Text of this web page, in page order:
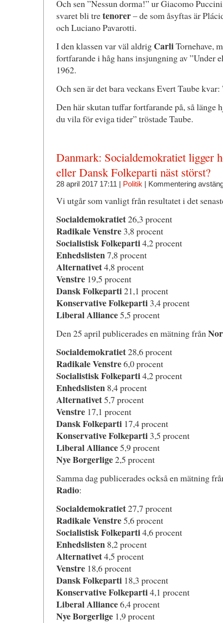
Och sen ”Nessun dorma!” ur Giacomo
svaret bli tretenorer– de som åsyftas är
och Luciano Pavarotti.
I den klassen var väl aldrig CarliTornehave,
fortfarande i håg hans insjungning av ”Under
1962.
Och sen är det bara veckans Evert Taube
Den här skutan tuffar fortfarande på, så länge
du vila för eviga tider” tröstade Taube.
Danmark: Socialdemokratiet ligger
eller Dansk Folkeparti näst störst?
28 april 2017 17:11 | Politik | Kommentering
Vi utgår som vanligt från resultatet i det
Socialdemokratiet26,3 procent
Radikale Venstre3,8 procent
Socialistisk Folkeparti4,2 procent
Enhedslisten7,8 procent
Alternativet4,8 procent
Venstre19,5 procent
Dansk Folkeparti21,1 procent
Konservative Folkeparti3,4 procent
Liberal Alliance5,5 procent
Den 25 april publicerades en mätning från
Socialdemokratiet28,6 procent
Radikale Venstre6,0 procent
Socialistisk Folkeparti4,2 procent
Enhedslisten8,4 procent
Alternativet5,7 procent
Venstre17,1 procent
Dansk Folkeparti17,4 procent
Konservative Folkeparti3,5 procent
Liberal Alliance5,9 procent
Nye Borgerlige2,5 procent
Samma dag publicerades också en mätning
Radio:
Socialdemokratiet27,7 procent
Radikale Venstre5,6 procent
Socialistisk Folkeparti4,6 procent
Enhedslisten8,2 procent
Alternativet4,5 procent
Venstre18,6 procent
Dansk Folkeparti18,3 procent
Konservative Folkeparti4,1 procent
Liberal Alliance6,4 procent
Nye Borgerlige1,9 procent